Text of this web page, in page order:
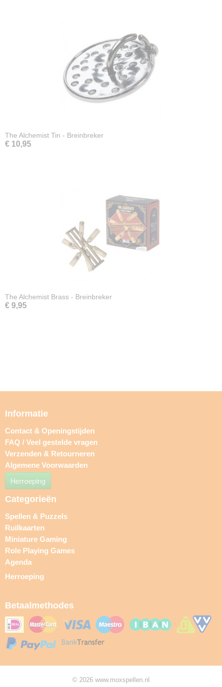
The Alchemist Tin - Breinbreker
€ 10,95
The Alchemist Brass - Breinbreker
€ 9,95
Informatie
Contact & Openingstijden
FAQ / Veel gestelde vragen
Verzenden & Retourneren
Algemene Voorwaarden
Herroeping
Categorieën
Spellen & Puzzels
Ruilkaarten
Miniature Gaming
Role Playing Games
Agenda
Herroeping
Betaalmethodes
© 2026 www.moxspellen.nl